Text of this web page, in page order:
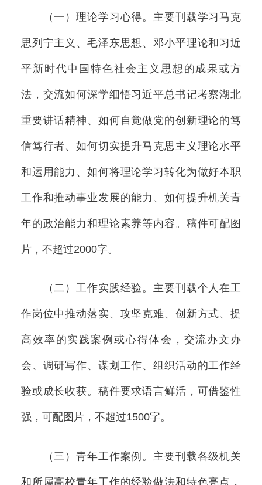
（一）理论学习心得。主要刊载学习马克
思列宁主义、毛泽东思想、邓小平理论和习近
平新时代中国特色社会主义思想的成果或方
法，交流如何深学细悟习近平总书记考察湖北
重要讲话精神、如何自觉做党的创新理论的笃
信笃行者、如何切实提升马克思主义理论水平
和运用能力、如何将理论学习转化为做好本职
工作和推动事业发展的能力、如何提升机关青
年的政治能力和理论素养等内容。稿件可配图
片，不超过2000字。
（二）工作实践经验。主要刊载个人在工
作岗位中推动落实、攻坚克难、创新方式、提
高效率的实践案例或心得体会，交流办文办
会、调研写作、谋划工作、组织活动的工作经
验或成长收获。稿件要求语言鲜活，可借鉴性
强，可配图片，不超过1500字。
（三）青年工作案例。主要刊载各级机关
和所属高校青年工作的经验做法和特色亮点，